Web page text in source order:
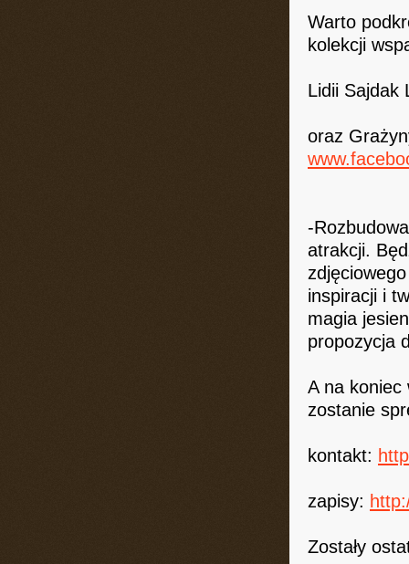
Warto
kolekcji
Lidii Sajdak
oraz
-
atrakcji.
inspiracji i
magia
propozycja
A na koniec
zostanie
kontakt:
zapisy:
Zostały